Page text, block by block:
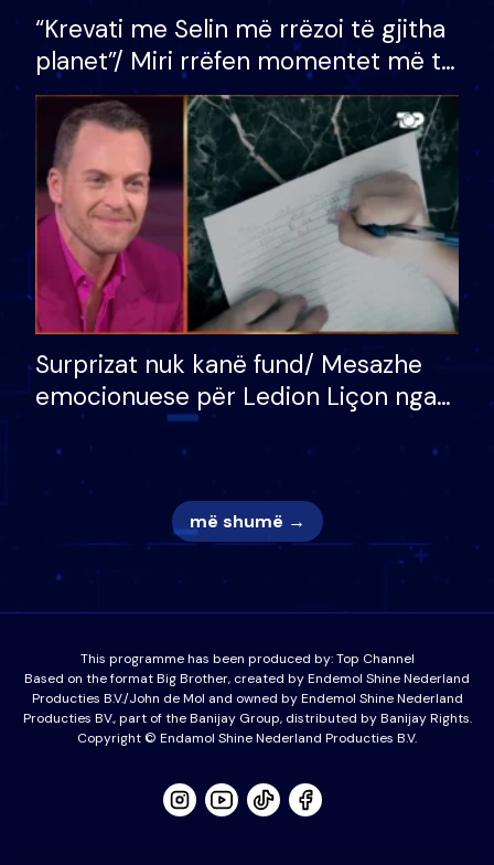
“Krevati me Selin më rrëzoi të gjitha
planet”/ Miri rrëfen momentet më të
bukura në shtëpinë e BB VIP: Do më
mungojë zilja e mëngjesit kur…
Surprizat nuk kanë fund/ Mesazhe
emocionuese për Ledion Liçon nga
nëna dhe fëmijët e tij, moderatori
nuk i mban dot lotët: Nuk meritoj…
më shumë →
This programme has been produced by:Top Channel
Based on the format Big Brother, created by Endemol Shine Nederland
Producties B.V./John de Mol and owned by Endemol Shine Nederland
Producties BV., part of the Banijay Group, distributed by Banijay Rights.
Copyright © Endamol Shine Nederland Producties B.V.